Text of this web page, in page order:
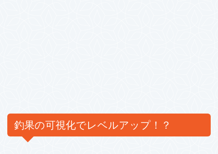
釣果の可視化でレベルアップ！？